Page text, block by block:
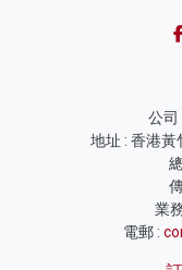
公司
地址 : 香港
業
電郵 :